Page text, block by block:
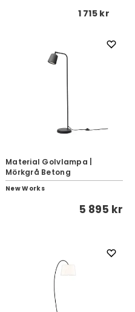
1 715 kr
Material Golvlampa |
Mörkgrå Betong
New Works
5 895 kr